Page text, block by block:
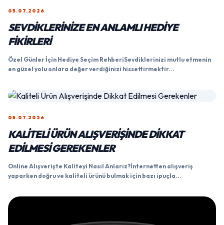
05.07.2026
SEVDIKLERINIZE EN ANLAMLI HEDIYE
FIKIRLERI
Özel Günler İçin Hediye Seçim RehberiSevdiklerinizi mutlu etmenin
en güzel yolu onlara değer verdiğinizi hissettirmektir...
05.07.2026
KALITELI ÜRÜN ALIŞVERIŞINDE DIKKAT
EDILMESI GEREKENLER
Online Alışverişte Kaliteyi Nasıl Anlarız?İnternetten alışveriş
yaparken doğru ve kaliteli ürünü bulmak için bazı ipuçla...